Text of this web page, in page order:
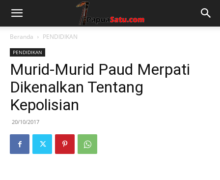
Beranda PENDIDIKAN
PENDIDIKAN
Murid-Murid Paud Merpati
Dikenalkan Tentang
Kepolisian
20/10/2017